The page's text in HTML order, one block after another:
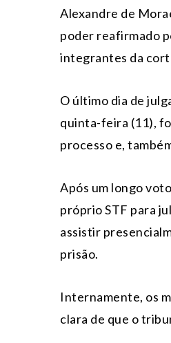
Alexandre de
poder reafirmado
integrantes da
O último dia de
quinta-feira (11),
processo e,
Após um longo
próprio STF para
assistir
prisão.
Internamente, os
clara de que o